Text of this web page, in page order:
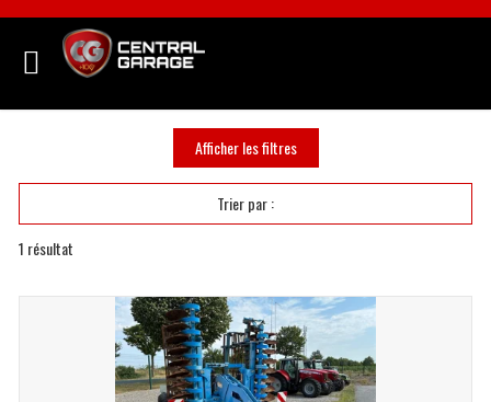
1 résultat
Trier par :
Afficher les filtres